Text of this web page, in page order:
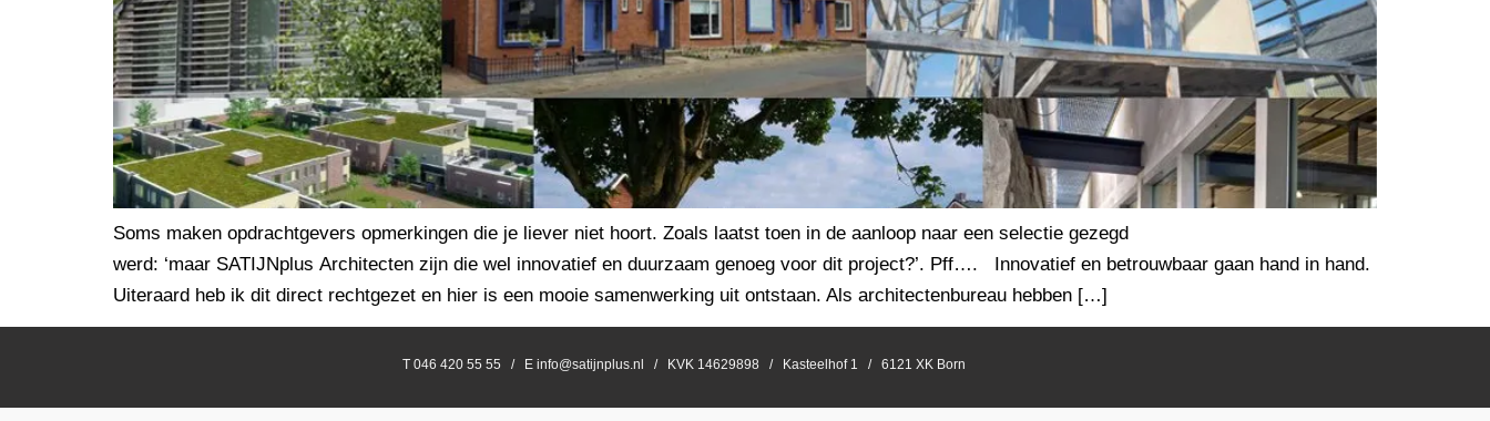
Soms maken opdrachtgevers opmerkingen die je liever niet hoort. Zoals laatst toen in de aanloop naar een selectie gezegd
werd: ‘maar SATIJNplus Architecten zijn die wel innovatief en duurzaam genoeg voor dit project?’. Pff…. Innovatief en betrouwbaar gaan hand in hand.
Uiteraard heb ik dit direct rechtgezet en hier is een mooie samenwerking uit ontstaan. Als architectenbureau hebben […]
T 046 420 55 55 / E info@satijnplus.nl / KVK 14629898 / Kasteelhof 1 / 6121 XK Born